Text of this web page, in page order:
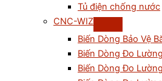
Tủ điện chống nước
CNC-WIZ
Biến Dòng Bảo Vệ
Biến Dòng Đo
Biến Dòng Đo